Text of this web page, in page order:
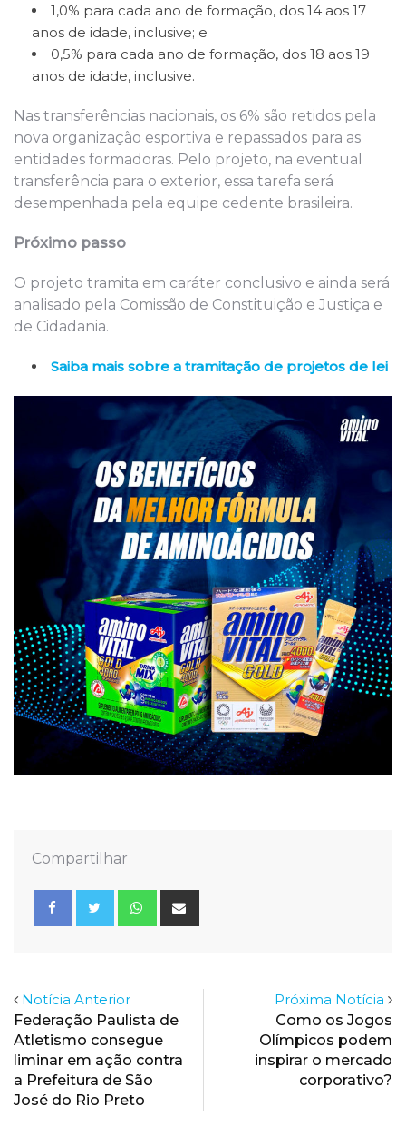
1,0% para cada ano de formação, dos 14 aos 17
anos de idade, inclusive; e
0,5% para cada ano de formação, dos 18 aos 19
anos de idade, inclusive.
Nas transferências nacionais, os 6% são retidos pela
nova organização esportiva e repassados para as
entidades formadoras. Pelo projeto, na eventual
transferência para o exterior, essa tarefa será
desempenhada pela equipe cedente brasileira.
Próximo passo
O projeto tramita em caráter conclusivo e ainda será
analisado pela Comissão de Constituição e Justiça e
de Cidadania.
Saiba mais sobre a tramitação de projetos de lei
Compartilhar
Whatsapp
Notícia Anterior
Federação Paulista de
Atletismo consegue
liminar em ação contra
a Prefeitura de São
José do Rio Preto
Próxima Notícia
Como os Jogos
Olímpicos podem
inspirar o mercado
corporativo?